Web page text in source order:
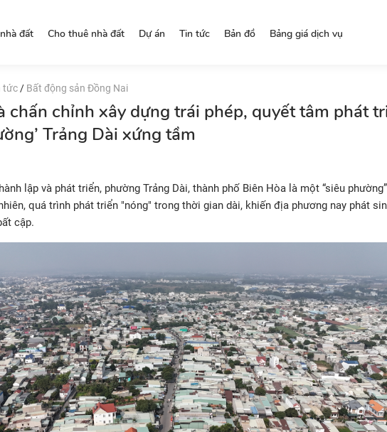
đất Cho thuê nhà đất Dự án Tin tức Bản đồ Bảng giá dịch vụ
tức / Bất động sản Đồng Nai
chấn chỉnh xây dựng trái phép, quyết tâm phát
Trảng Dài xứng tầm
lập và phát triển, phường Trảng Dài, thành phố Biên Hòa là một “siêu
quá trình phát triển "nóng" trong thời gian dài, khiến địa phương nay phát
cập.